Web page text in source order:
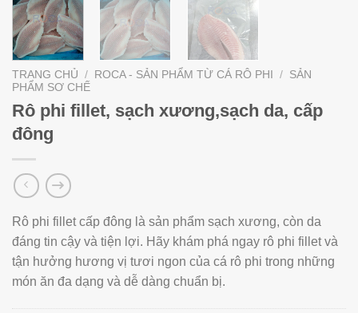
TRANG CHỦ / ROCA - SẢN PHẨM TỪ CÁ RÔ PHI / SẢN
PHẨM SƠ CHẾ
Rô phi fillet, sạch xương,sạch da, cấp
đông
Rô phi fillet cấp đông là sản phẩm sạch xương, còn da
đáng tin cậy và tiện lợi. Hãy khám phá ngay rô phi fillet và
tận hưởng hương vị tươi ngon của cá rô phi trong những
món ăn đa dạng và dễ dàng chuẩn bị.